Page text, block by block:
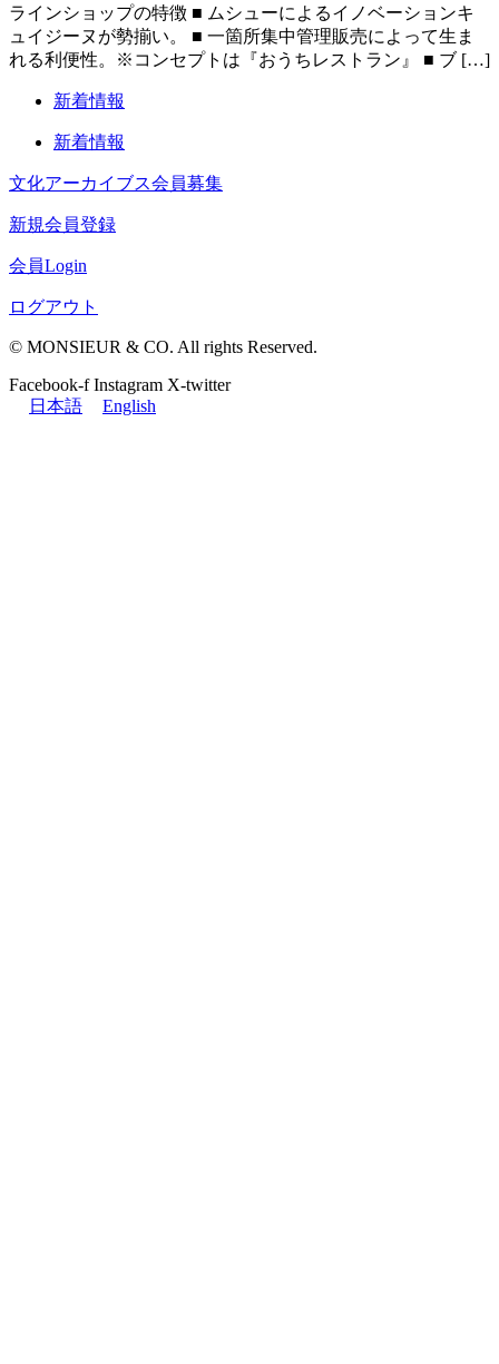
ラインショップの特徴 ■ ムシューによるイノベーションキ
ュイジーヌが勢揃い。 ■ 一箇所集中管理販売によって生ま
れる利便性。※コンセプトは『おうちレストラン』 ■ ブ […]
新着情報
新着情報
文化アーカイブス会員募集
新規会員登録
会員Login
ログアウト
© MONSIEUR & CO. All rights Reserved.
Facebook-f Instagram X-twitter
日本語
English